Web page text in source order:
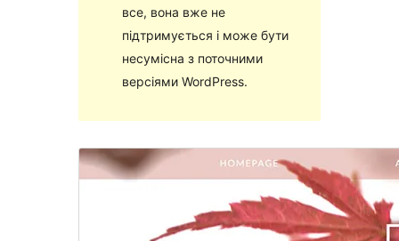
все, вона вже не
підтримується і може бути
несумісна з поточними
версіями WordPress.